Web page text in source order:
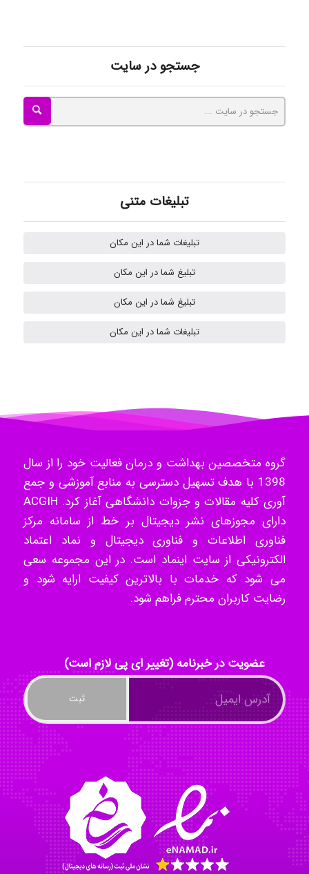
Nazaninkarkon
Mohammad
Tavan
akhtar shahsavandi
ayda habibnejad
Nazaninkarkon
Omid
Mehrab
جستجو در سایت
تبلیغات متنی
تبلیغات شما در این مکان
تبلیغ شما در این مکان
تبلیغ شما در این مکان
تبلیغات شما در این مکان
گروه متخصصین بهداشت و درمان فعالیت خود را از سال
1398 با هدف تسهیل دسترسی به منابع آموزشی و جمع
آوری کلیه مقالات و جزوات دانشگاهی آغاز کرد. ACGIH
دارای مجوزهای نشر دیجیتال بر خط از سامانه مرکز
فناوری اطلاعات و فناوری دیجیتال و نماد اعتماد
الکترونیکی از سایت اینماد است. در این مجموعه سعی
می شود که خدمات با بالاترین کیفیت ارایه شود و
رضایت کاربران محترم فراهم شود.
عضویت در خبرنامه (تغییر ای پی لازم است)